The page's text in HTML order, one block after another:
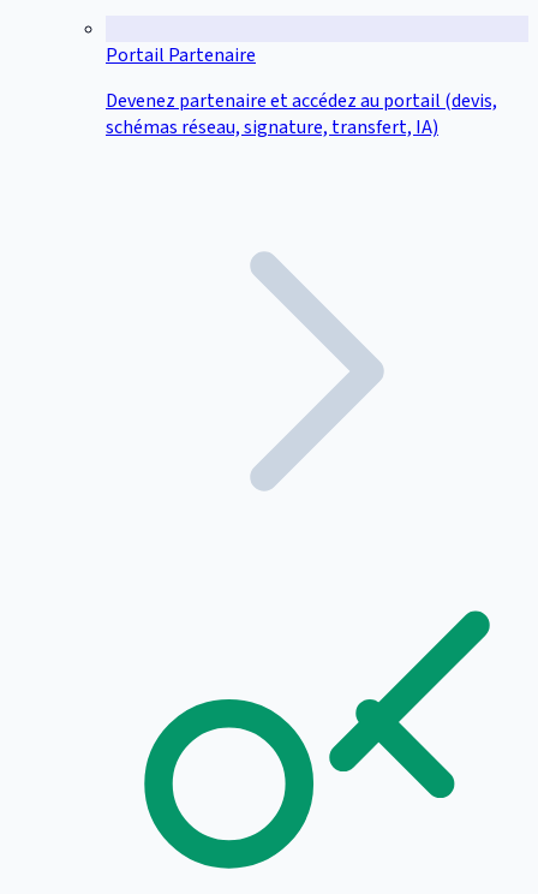
Portail Partenaire
Devenez partenaire et accédez au portail (devis,
schémas réseau, signature, transfert, IA)